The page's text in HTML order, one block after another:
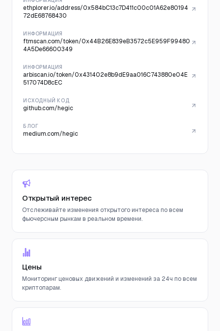
ethplorer.io/address/0x584bC13c7D411c00c01A62e80194
72dE68768430
ИНФОРМАЦИЯ
ftmscan.com/token/0x44B26E839eB3572c5E959F99480
4A5De66600349
ИНФОРМАЦИЯ
arbiscan.io/token/0x431402e8b9dE9aa016C743880e04E
517074D8cEC
ИСХОДНЫЙ КОД
github.com/hegic
БЛОГ
medium.com/hegic
Открытый интерес
Отслеживайте изменения открытого интереса по всем
фьючерсным рынкам в реальном времени.
Цены
Мониторинг ценовых движений и изменений за 24ч по всем
криптопарам.